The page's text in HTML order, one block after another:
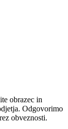
obrazec in
Odgovorimo
obveznosti.